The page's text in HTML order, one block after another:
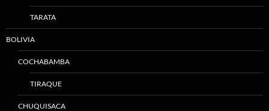
TARATA
BOLIVIA
COCHABAMBA
TIRAQUE
CHUQUISACA